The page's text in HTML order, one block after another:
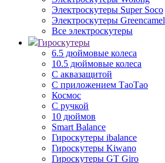
Электроскутеры Super Soco
Электроскутеры Greencamel
Все электроскутеры
Гироскутеры
6.5 дюймовые колеса
10.5 дюймовые колеса
С аквазащитой
С приложением ТаоТао
Космос
С ручкой
10 дюймов
Smart Balance
Гироскутеры ibalance
Гироскутеры Kiwano
Гироскутеры GT Giro